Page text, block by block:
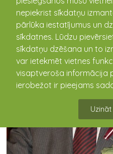
nepiekrist sīkdatņu
pārlūka iestatījumus un
sīkdatnes. Lūdzu
sīkdatņu dzēšana un to
var ietekmēt vietnes
visaptveroša informācija
ierobežot ir pieejams